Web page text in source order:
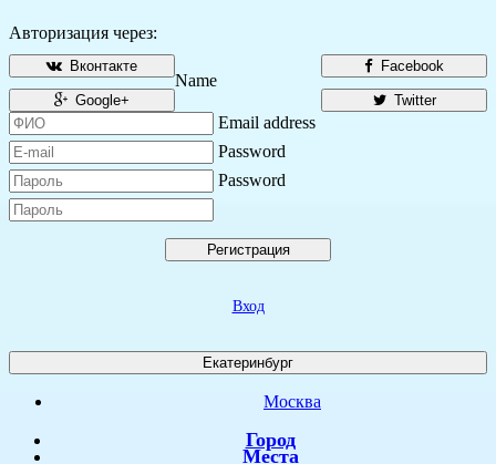
Авторизация через:
Facebook
Вконтакте
Twitter
Google+
Name
Email address
Password
Password
Регистрация
Вход
Екатеринбург
Москва
Город
Места